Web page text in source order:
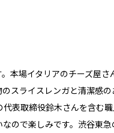
本場イタリアのチーズ屋
スライスレンガと清潔感
表取締役鈴木さんを含む
ので楽しみです。渋谷東